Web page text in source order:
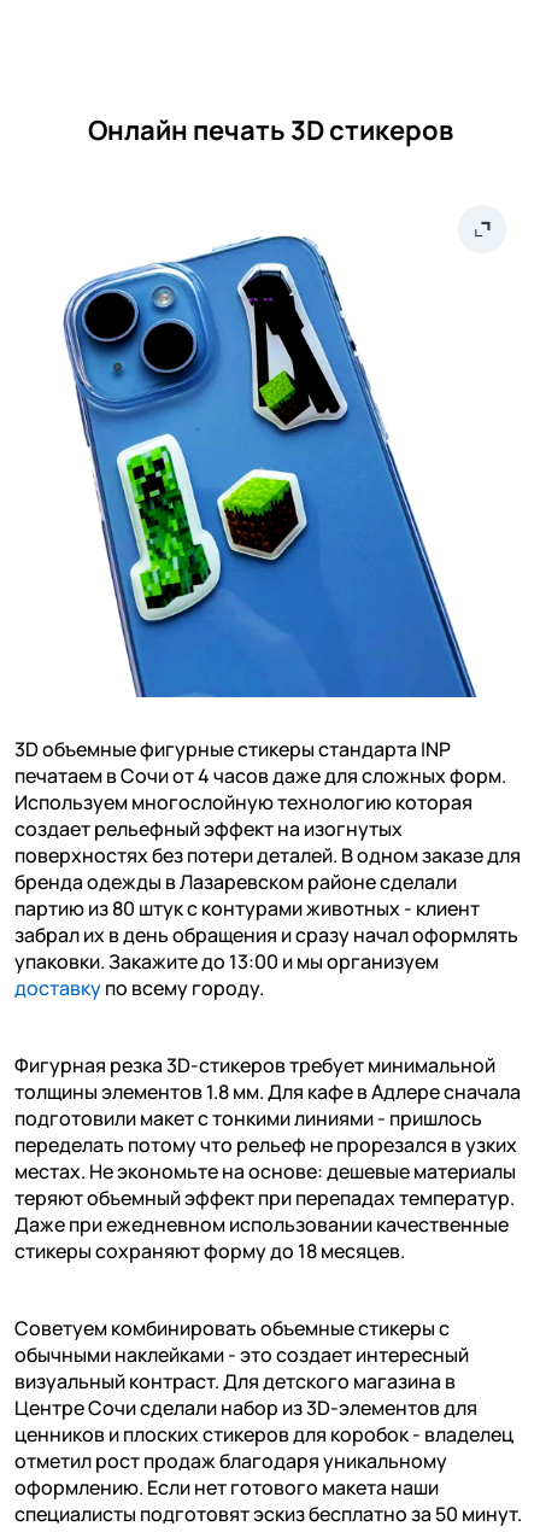
Онлайн печать 3D стикеров
3D объемные фигурные стикеры стандарта INP
печатаем в Сочи от 4 часов даже для сложных форм.
Используем многослойную технологию которая
создает рельефный эффект на изогнутых
поверхностях без потери деталей. В одном заказе для
бренда одежды в Лазаревском районе сделали
партию из 80 штук с контурами животных - клиент
забрал их в день обращения и сразу начал оформлять
упаковки. Закажите до 13:00 и мы организуем
доставкупо всему городу.
Фигурная резка 3D-стикеров требует минимальной
толщины элементов 1.8 мм. Для кафе в Адлере сначала
подготовили макет с тонкими линиями - пришлось
переделать потому что рельеф не прорезался в узких
местах. Не экономьте на основе: дешевые материалы
теряют объемный эффект при перепадах температур.
Даже при ежедневном использовании качественные
стикеры сохраняют форму до 18 месяцев.
Советуем комбинировать объемные стикеры с
обычными наклейками - это создает интересный
визуальный контраст. Для детского магазина в
Центре Сочи сделали набор из 3D-элементов для
ценников и плоских стикеров для коробок - владелец
отметил рост продаж благодаря уникальному
оформлению. Если нет готового макета наши
специалисты подготовят эскиз бесплатно за 50 минут.